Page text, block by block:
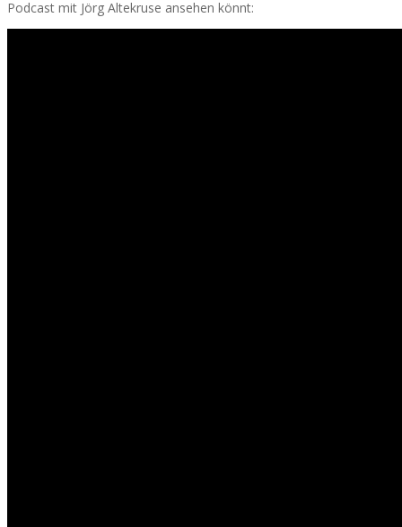
Podcast mit Jörg Altekruse ansehen könnt: